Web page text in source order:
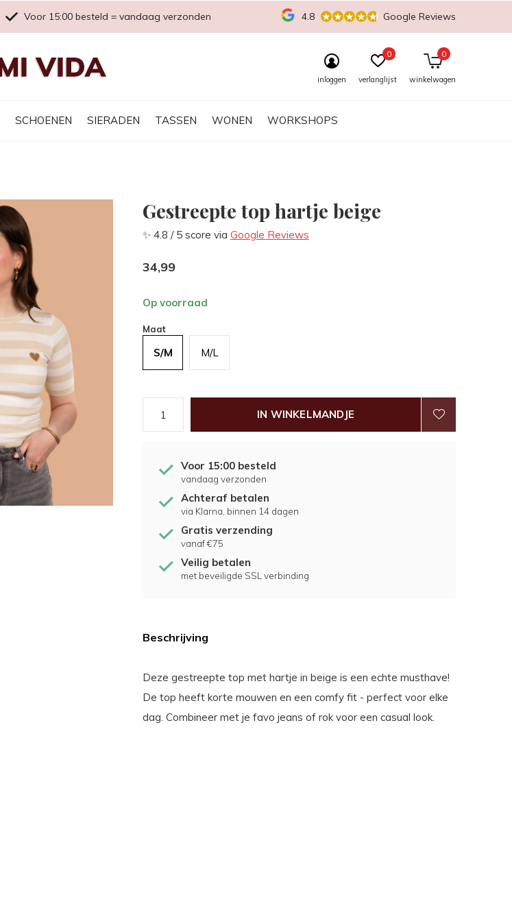
SCHOENEN SIERADEN TASSEN WONEN WORKSHOPS
inloggen verlanglijst
0
winkelwagen
0
Voor 15:00 besteld = vandaag verzonden 4.8 Google Reviews
Gestreepte top hartje beige
✨ 4.8 / 5 score via Google Reviews
34,99
Op voorraad
Maat
S/M M/L
IN WINKELMANDJE
Voor 15:00 besteld
vandaag verzonden
Achteraf betalen
via Klarna, binnen 14 dagen
Gratis verzending
vanaf €75
Veilig betalen
met beveiligde SSL verbinding
Beschrijving
Deze gestreepte top met hartje in beige is een echte musthave!
De top heeft korte mouwen en een comfy fit - perfect voor elke
dag. Combineer met je favo jeans of rok voor een casual look.